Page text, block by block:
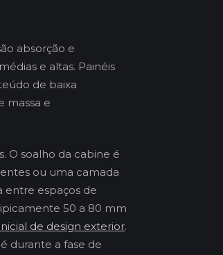
absorção e
e altas. Painéis
de baixa
massa e
O soalho da cabine é
ou uma camada
entre espaços de
50 a 80 mm
de design exterior.
durante a fase de